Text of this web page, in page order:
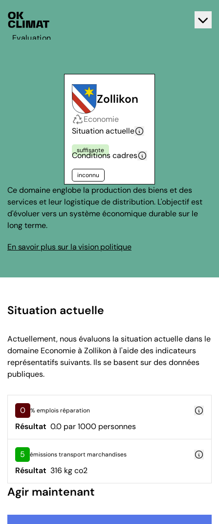
Evaluation
Zollikon
Economie
Situation actuelle
suffisante
Conditions cadres
inconnu
Ce domaine englobe la production des biens et des
services et leur logistique de distribution. L'objectif est
d'évoluer vers un système économique durable sur le
long terme.
En savoir plus sur la vision politique
Situation actuelle
Actuellement, nous évaluons la situation actuelle dans le
domaine Economie à Zollikon à l'aide des indicateurs
représentatifs suivants. Ils se basent sur des données
publiques.
0 % emplois réparation
Résultat 0.0 par 1000 personnes
5 émissions transport marchandises
Résultat 316 kg co2
Agir maintenant